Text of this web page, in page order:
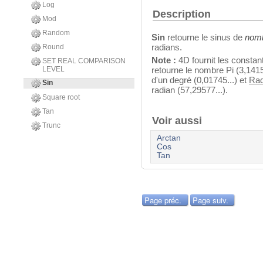
Log
Mod
Random
Round
SET REAL COMPARISON
LEVEL
Sin
Square root
Tan
Trunc
Description
Sin retourne le sinus de
radians.
Note : 4D fournit les
retourne le nombre Pi
d'un degré (0,01745...) et
radian (57,29577...).
Voir aussi
Arctan
Cos
Tan
Page préc. Page suiv.